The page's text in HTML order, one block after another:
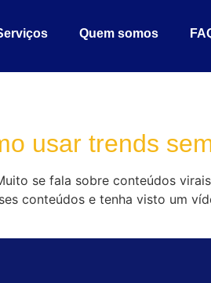
Quem somos
usar trends
se fala sobre conteúdos
conteúdos e tenha visto um